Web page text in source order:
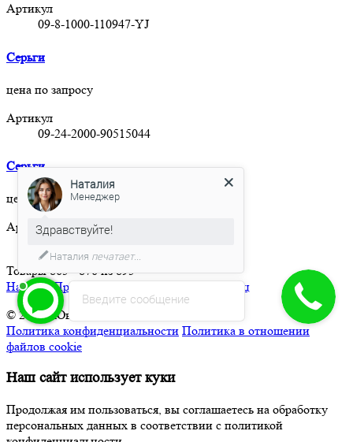
Артикул
09-8-1000-110947-YJ
Серьги
цена по запросу
Артикул
09-24-2000-90515044
Серьги
цена по запросу
Артикул
Товары 865 - 876 из 895
Начало|Пред.
Конец
© 2026 | Ювелирный клуб La Nordica
Политика конфиденциальности Политика в отношении
файлов cookie
Наш сайт использует куки
Продолжая им пользоваться, вы соглашаетесь на обработку
персональных данных в соответствии с политикой
Введите сообщение
Наталия
Менеджер
Здравствуйте!
Наталия печатает...